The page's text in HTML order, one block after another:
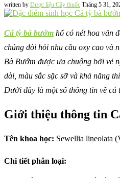
written by Dược liệu Cây thuốc Tháng 5 31,
Cá tỳ bà bướm hổ có nét hoa văn
chúng đòi hỏi nhu cầu oxy cao và
Bà Bướm được ưa chuộng bởi vẻ
dài, màu sắc sặc sỡ và khả năng
Dưới đây là một số thông tin về cá
Giới thiệu thông tin
Tên khoa học: Sewellia lineolata
Chi tiết phân loại: